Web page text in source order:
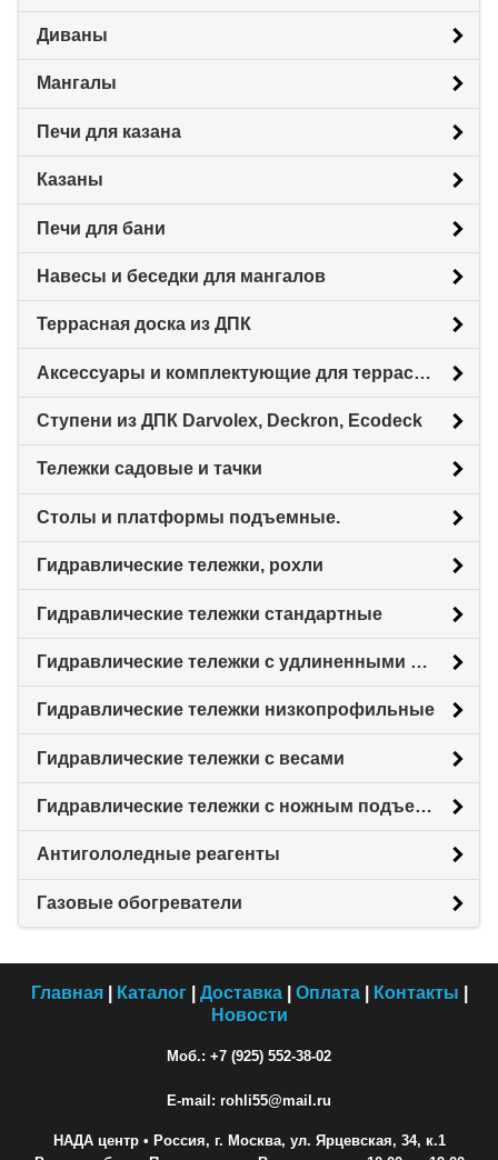
Диваны
Мангалы
Печи для казана
Казаны
Печи для бани
Навесы и беседки для мангалов
Террасная доска из ДПК
Аксессуары и комплектующие для террасной доски
Ступени из ДПК Darvolex, Deckron, Ecodeck
Тележки садовые и тачки
Столы и платформы подъемные.
Гидравлические тележки, рохли
Гидравлические тележки стандартные
Гидравлические тележки с удлиненными вилами
Гидравлические тележки низкопрофильные
Гидравлические тележки с весами
Гидравлические тележки с ножным подъемом
Антигололедные реагенты
Газовые обогреватели
Главная| Каталог| Доставка| Оплата| Контакты
Новости
Моб.: +7 (925) 552-38-02
E-mail: rohli55@mail.ru
НАДА центр• Россия, г. Москва, ул. Ярцевская, 34, к.1